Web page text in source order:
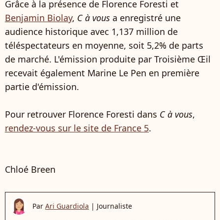
Grâce à la présence de Florence Foresti et
Benjamin Biolay, C à vous a enregistré une
audience historique avec 1,137 million de
téléspectateurs en moyenne, soit 5,2% de parts
de marché. L'émission produite par Troisième Œil
recevait également Marine Le Pen en première
partie d'émission.
Pour retrouver Florence Foresti dans C à vous,
rendez-vous sur le site de France 5.
Chloé Breen
Par Ari Guardiola | Journaliste